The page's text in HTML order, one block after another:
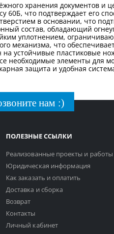
хранения документов и
60Б, что подтверждает его
в основании, что
состав, обладающий
уплотнением,
механизма, что
на устойчивые пластиковые
необходимые элементы для
защита и удобная
нам :)
ПОЛЕЗНЫЕ ССЫЛКИ
Реализованные проекты и работы
Юридическая информация
Как заказать и оплатить
Доставка и сборка
Возврат
Контакты
Личный кабинет